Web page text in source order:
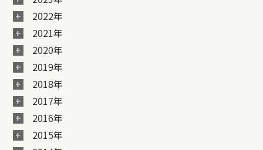
2022年
2021年
2020年
2019年
2018年
2017年
2016年
2015年